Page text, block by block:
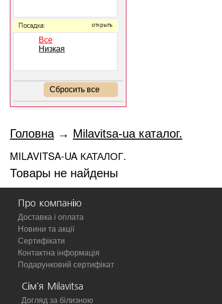
Посадка: открыть
Все
Низкая
Сбросить все
Головна→ Milavitsa-ua каталог.
MILAVITSA-UA КАТАЛОГ.
Товары не найдены
Про компанію
Доставка і оплата
Новини та акції
Сертифікати
Контактна інформація
Подарунковий сертифікат
Сім'я Milavitsa
Догляд за білизною